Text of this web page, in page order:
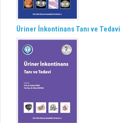
Üriner İnkontinans Tanı ve Tedavi